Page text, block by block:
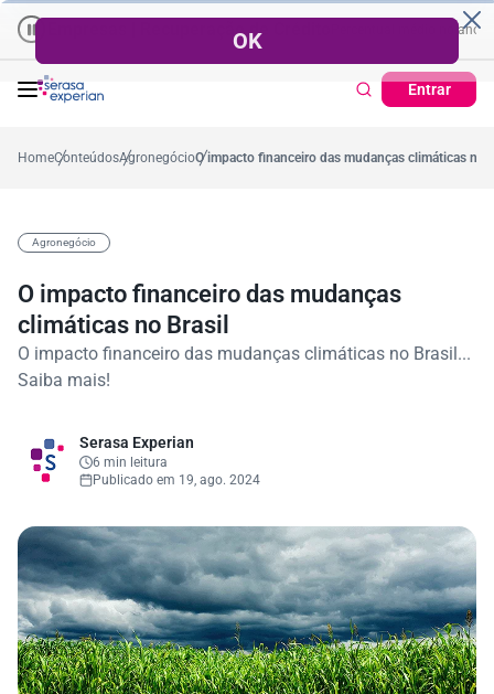
Empresas | Recuperação de Crédito Percentual médio no ano
Entrar
57,2% Cartão de Crédito | Cadastro
HomeConteúdosAgronegócioO impacto financeiro das mudanças climáticas no
Agronegócio
O impacto financeiro das mudanças
climáticas no Brasil
O impacto financeiro das mudanças climáticas no Brasil...
Saiba mais!
Serasa Experian
6 min leitura
Publicado em 19, ago. 2024